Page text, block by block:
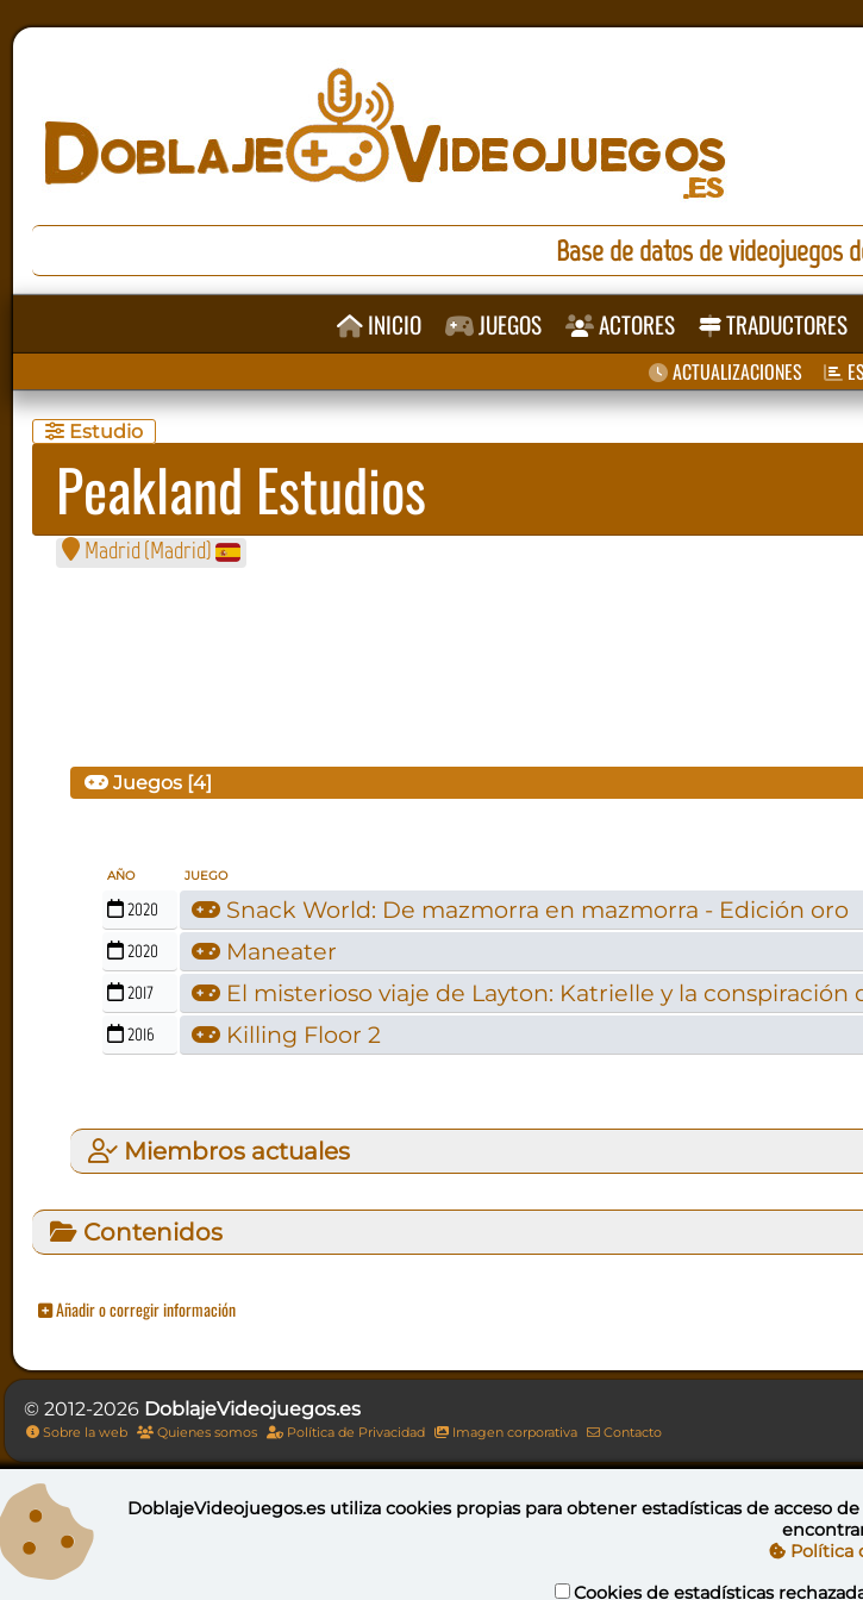
Base de datos de videojuegos
INICIO JUEGOS ACTORES TRADUCTORES
ACTUALIZACIONES
Estudio
Peakland Estudios
Madrid(Madrid)
Juegos [4]
AÑO JUEGO
2020 Snack World: De mazmorra en mazmorra - Edición oro
2020 Maneater
2017 El misterioso viaje de Layton: Katrielle y la conspiración
2016 Killing Floor 2
Miembros actuales
Contenidos
Añadir o corregir información
© 2012-2026 DoblajeVideojuegos.es
Sobre la web Quienes somos Política de Privacidad Imagen corporativa Contacto
Esta obra está bajo una licencia de Creative Commons
DoblajeVideojuegos.es utilizacookies propiaspara obtener estadísticas de acceso
Política
Cookies de estadísticas